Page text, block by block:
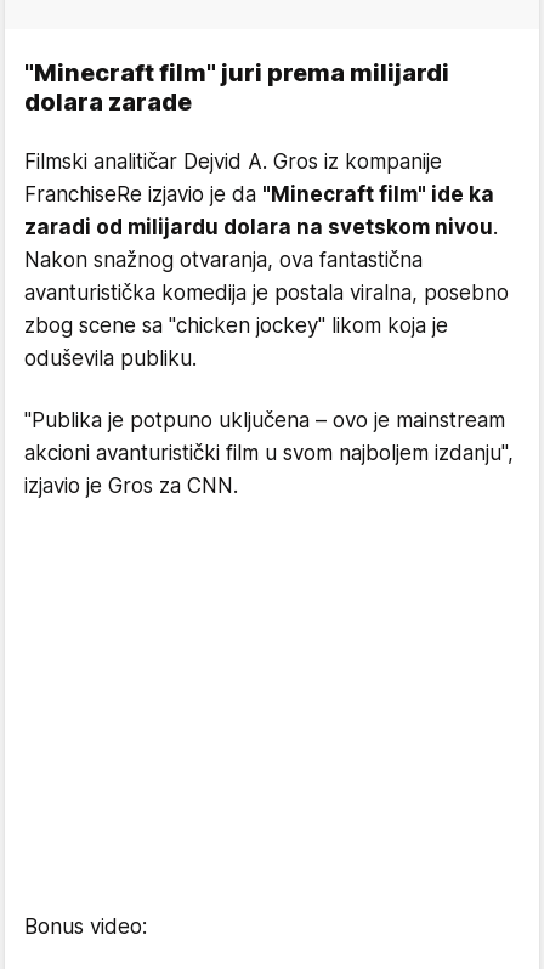
"Minecraft film" juri prema milijardi
dolara zarade
Filmski analitičar Dejvid A. Gros iz kompanije
FranchiseRe izjavio je da "Minecraft film" ide ka
zaradi od milijardu dolara na svetskom nivou.
Nakon snažnog otvaranja, ova fantastična
avanturistička komedija je postala viralna, posebno
zbog scene sa "chicken jockey" likom koja je
oduševila publiku.
"Publika je potpuno uključena – ovo je mainstream
akcioni avanturistički film u svom najboljem izdanju",
izjavio je Gros za CNN.
Bonus video: